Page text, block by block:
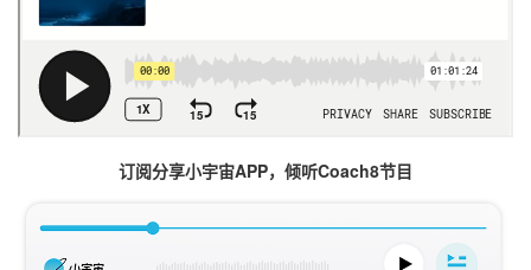
订阅分享小宇宙APP，倾听Coach8节目